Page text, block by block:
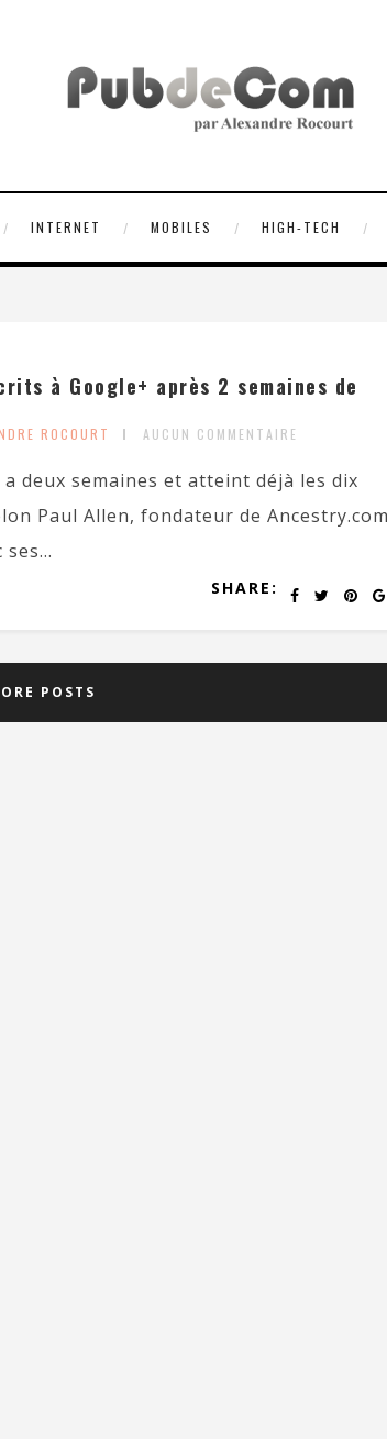
INTERNET MOBILES HIGH-TECH
à Google+ après 2 semaines de
ROCOURT AUCUN COMMENTAIRE
deux semaines et atteint déjà les dix
Paul Allen, fondateur de
SHARE:
POSTS